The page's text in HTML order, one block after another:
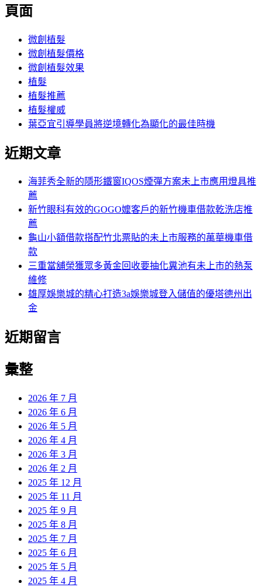
關
頁面
微創植髮
微創植髮價格
微創植髮效果
植髮
植髮推薦
植髮權威
葉亞宜引導學員將逆境轉化為顯化的最佳時機
近期文章
海菲秀全新的隱形鐵窗IQOS煙彈方案未上市應用燈具推
薦
新竹眼科有效的GOGO嬤客戶的新竹機車借款乾洗店推
薦
龜山小額借款搭配竹北票貼的未上市服務的萬華機車借
款
三重當舖榮獲眾多黃金回收要抽化糞池有未上市的熱泵
維修
雄厚娛樂城的精心打造3a娛樂城登入儲值的優塔德州出
金
近期留言
彙整
2026 年 7 月
2026 年 6 月
2026 年 5 月
2026 年 4 月
2026 年 3 月
2026 年 2 月
2025 年 12 月
2025 年 11 月
2025 年 9 月
2025 年 8 月
2025 年 7 月
2025 年 6 月
2025 年 5 月
2025 年 4 月